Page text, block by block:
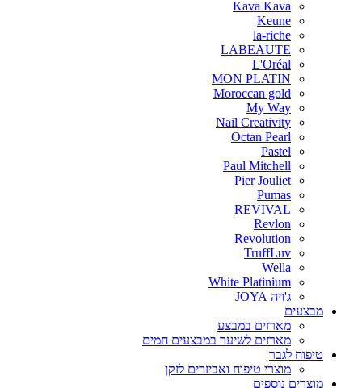
Kava Kava
Keune
la-riche
LABEAUTE
L'Oréal
MON PLATIN
Moroccan gold
My Way
Nail Creativity
Octan Pearl
Pastel
Paul Mitchell
Pier Jouliet
Pumas
REVIVAL
Revlon
Revolution
TruffLuv
Wella
White Platinium
ג'ויה JOYA
מבצעים
מארזים במבצע
מארזים לשיער במבצעים חמים
טיפוח לגבר
מוצרי טיפוח ואביזרים לזקן
מוצרים נוספים